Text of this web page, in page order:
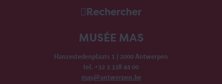
Rechercher
MUSÉE MAS
Hanzestedenplaats 1 | 2000 Antwerpen
tel. +32 3 338 44 00
mas@antwerpen.be